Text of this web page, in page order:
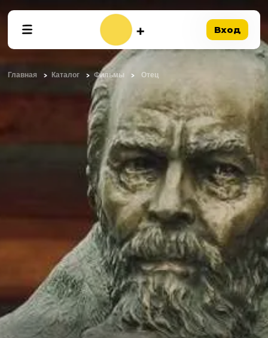
Вход
Главная Каталог Фильмы Отец